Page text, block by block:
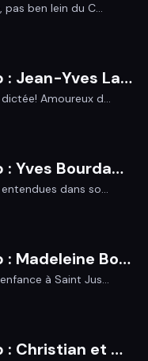
ben lein du C...
De houip e de houap : Jean-Yves Laly de Missiriac : Le goût des autres
Amoureux d...
De houip e de houap : Yves Bourdaud : Gallo, conte et bande dessinée !
dans so...
De houip e de houap : Madeleine Bouligand de Saint Just
à Saint Jus...
De houip e de houap : Christian et Odile : Avessac sans frontière"